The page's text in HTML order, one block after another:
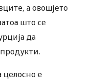
а овошјето
што се
да
целосно е